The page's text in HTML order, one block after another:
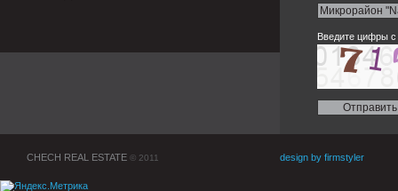
Введите цифры с
CHECH REAL ESTATE © 2011 design by firmstyler